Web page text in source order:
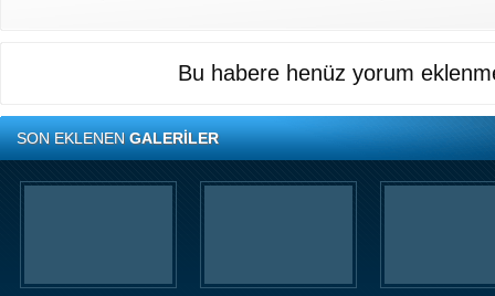
Bu habere henüz yorum
SON EKLENENGALERİLER